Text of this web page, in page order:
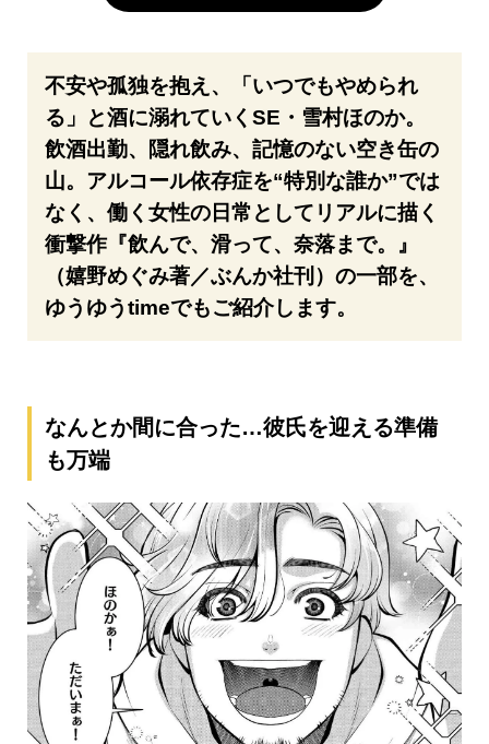
不安や孤独を抱え、「いつでもやめられ
る」と酒に溺れていくSE・雪村ほのか。
飲酒出勤、隠れ飲み、記憶のない空き缶の
山。アルコール依存症を“特別な誰か”では
なく、働く女性の日常としてリアルに描く
衝撃作『飲んで、滑って、奈落まで。』
（嬉野めぐみ著／ぶんか社刊）の一部を、
ゆうゆうtimeでもご紹介します。
なんとか間に合った…彼氏を迎える準備
も万端